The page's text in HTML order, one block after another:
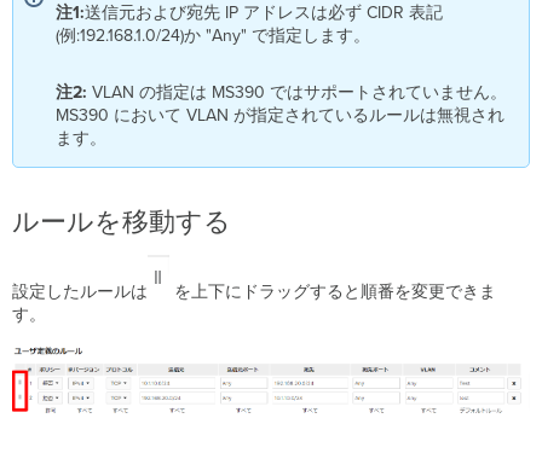
注1:送信元および宛先 IP アドレスは必ず CIDR 表記
(例:192.168.1.0/24)か "Any" で指定します。
注2: VLAN の指定は MS390 ではサポートされていません。
MS390 において VLAN が指定されているルールは無視され
ます。
ルールを移動する
設定したルールは
を上下にドラッグすると順番を変更できま
す。